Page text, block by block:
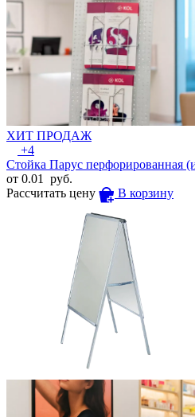
ХИТ ПРОДАЖ
+4
Стойка Парус перфорированная
от 0.01
руб.
Рассчитать цену
В корзину